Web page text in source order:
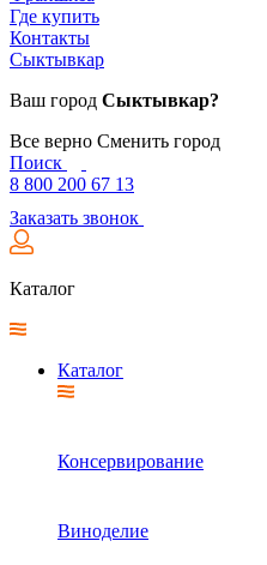
Где купить
Контакты
Сыктывкар
Ваш город Сыктывкар?
Все верно Сменить город
Поиск
8 800 200 67 13
Заказать звонок
Каталог
Каталог
Консервирование
Виноделие